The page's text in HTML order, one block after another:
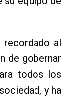
al
de gobernar
todos los
y ha